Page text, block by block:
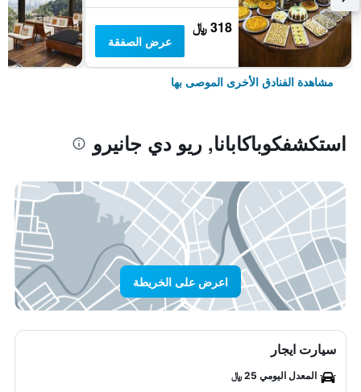
318 ﷼
عرض الصفقة
مشاهدة الفنادق الأخرى الموصى بها
استكشفكوباكابانا, ريو دي جانيرو
اعرض على الخريطة
سيارت ايجار
المعدل اليومي 25 ﷼